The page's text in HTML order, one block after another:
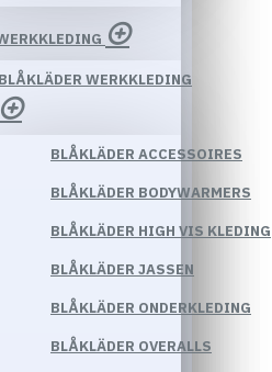
BLÅKLÄDER WERKKLEDING
BLÅKLÄDER ACCESSOIRES
BLÅKLÄDER BODYWARMERS
BLÅKLÄDER HIGH VIS KLEDING
BLÅKLÄDER JASSEN
BLÅKLÄDER ONDERKLEDING
BLÅKLÄDER OVERALLS